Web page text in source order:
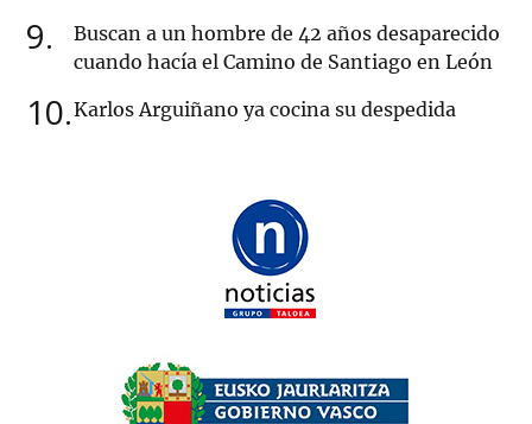
9
Buscan a un hombre de 42 años desaparecido
cuando hacía el Camino de Santiago en León
10 Karlos Arguiñano ya cocina su despedida